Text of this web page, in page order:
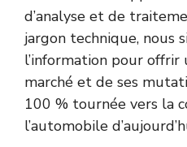
d’analyse et de
jargon technique, nous
l’information pour offrir
marché et de ses
100 % tournée vers la
l’automobile